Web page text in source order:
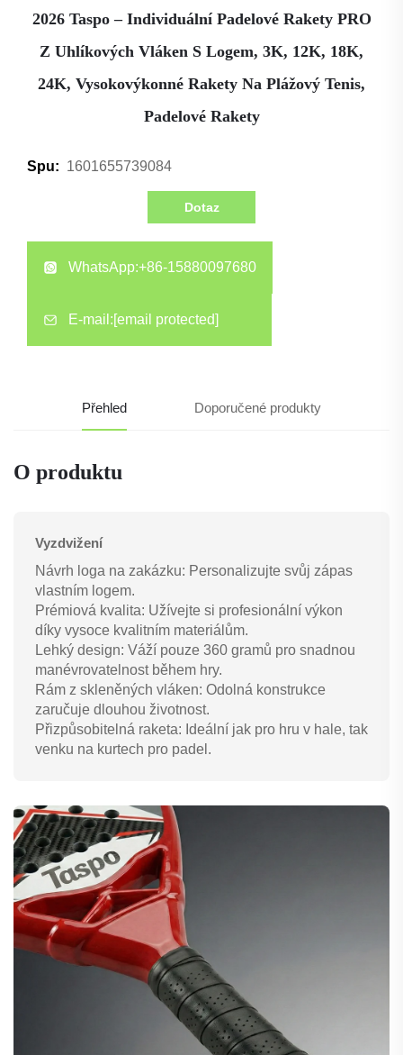
2026 Taspo – Individuální Padelové Rakety PRO
Z Uhlíkových Vláken S Logem, 3K, 12K, 18K,
24K, Vysokovýkonné Rakety Na Plážový Tenis,
Padelové Rakety
Spu: 1601655739084
Dotaz
WhatsApp:+86-15880097680
E-mail: [email protected]
Přehled Doporučené produkty
O produktu
Vyzdvižení
Návrh loga na zakázku: Personalizujte svůj zápas
vlastním logem.
Prémiová kvalita: Užívejte si profesionální výkon
díky vysoce kvalitním materiálům.
Lehký design: Váží pouze 360 gramů pro snadnou
manévrovatelnost během hry.
Rám z skleněných vláken: Odolná konstrukce
zaručuje dlouhou životnost.
Přizpůsobitelná raketa: Ideální jak pro hru v hale, tak
venku na kurtech pro padel.